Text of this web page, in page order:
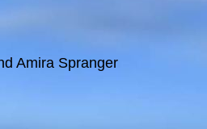
Amira Spranger